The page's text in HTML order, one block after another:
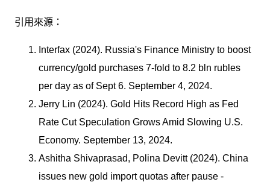
引用來源：
Interfax (2024). Russia's Finance Ministry to boost
currency/gold purchases 7-fold to 8.2 bln rubles
per day as of Sept 6. September 4, 2024.
Jerry Lin (2024). Gold Hits Record High as Fed
Rate Cut Speculation Grows Amid Slowing U.S.
Economy. September 13, 2024.
Ashitha Shivaprasad, Polina Devitt (2024). China
issues new gold import quotas after pause -